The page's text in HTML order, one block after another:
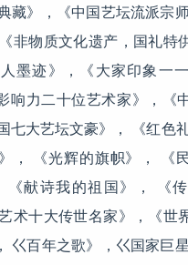
藏》，《中国艺坛流派宗
非物质文化遗产，国礼特
人墨迹》，《大家印象一
响力二十位艺术家》，《
七大艺坛文豪》， 《红色
， 《光辉的旗帜》， 《
《献诗我的祖国》， 《
术十大传世名家》，《世
巜百年之歌》，巜国家巨